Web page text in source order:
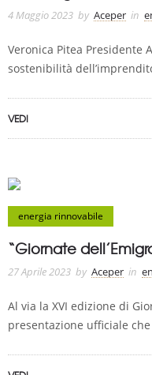
4 Maggio 2023 by Aceper in
Veronica Pitea Presidente
sostenibilità
VEDI
energia rinnovabile
“Giornate
27 Aprile 2023 by Aceper in
Al via la XVI edizione di
presentazione ufficiale